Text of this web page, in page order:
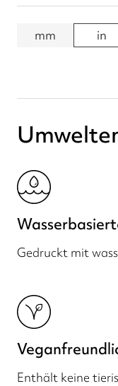
mm in
Gedruckt mit
Enthält keine